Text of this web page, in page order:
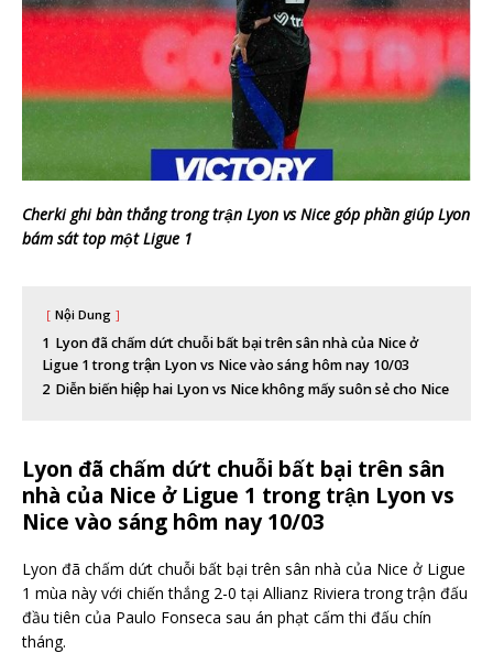
Cherki ghi bàn thắng trong trận Lyon vs Nice góp phần giúp Lyon
bám sát top một Ligue 1
Nội Dung
1 Lyon đã chấm dứt chuỗi bất bại trên sân nhà của Nice ở
Ligue 1 trong trận Lyon vs Nice vào sáng hôm nay 10/03
2 Diễn biến hiệp hai Lyon vs Nice không mấy suôn sẻ cho Nice
Lyon đã chấm dứt chuỗi bất bại trên sân
nhà của Nice ở Ligue 1 trong trận Lyon vs
Nice vào sáng hôm nay 10/03
Lyon đã chấm dứt chuỗi bất bại trên sân nhà của Nice ở Ligue
1 mùa này với chiến thắng 2-0 tại Allianz Riviera trong trận đấu
đầu tiên của Paulo Fonseca sau án phạt cấm thi đấu chín
tháng.